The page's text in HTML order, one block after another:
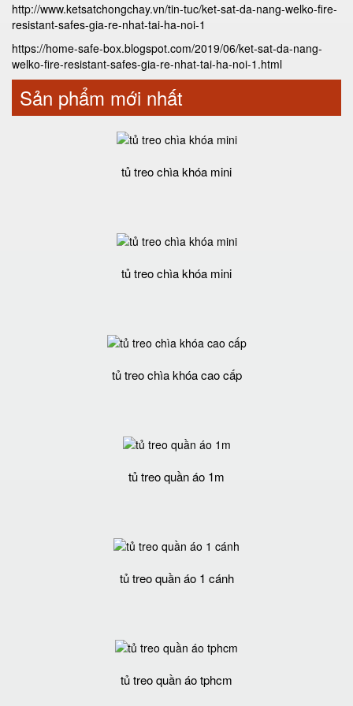
http://www.ketsatchongchay.vn/tin-tuc/ket-sat-da-nang-welko-fire-
resistant-safes-gia-re-nhat-tai-ha-noi-1
https://home-safe-box.blogspot.com/2019/06/ket-sat-da-nang-
welko-fire-resistant-safes-gia-re-nhat-tai-ha-noi-1.html
Sản phẩm mới nhất
tủ treo chìa khóa mini
tủ treo chìa khóa mini
tủ treo chìa khóa cao cấp
tủ treo quần áo 1m
tủ treo quần áo 1 cánh
tủ treo quần áo tphcm